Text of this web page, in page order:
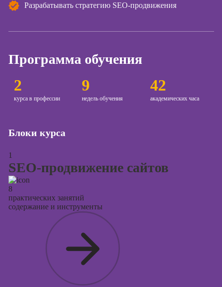
сайтов на Tilda
контекстной
социальных
сетях
проектов
Разрабатывать стратегию SEO-продвижения
2
курса в профессии
9
недель обучения
42
академических часа
Программа обучения
Блоки курса
1
SEO-продвижение сайтов
8
практических занятий
содержание и инструменты